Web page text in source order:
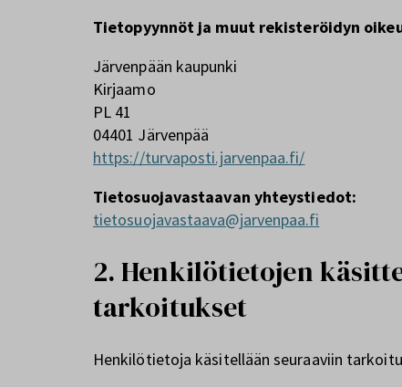
Tietopyynnöt ja muut rekisteröidyn
Järvenpään kaupunki
Kirjaamo
PL 41
04401 Järvenpää
https://turvaposti.jarvenpaa.fi/
Tietosuojavastaavan yhteystiedot:
tietosuojavastaava@jarvenpaa.fi
2. Henkilötietojen
tarkoitukset
Henkilötietoja käsitellään seuraaviin